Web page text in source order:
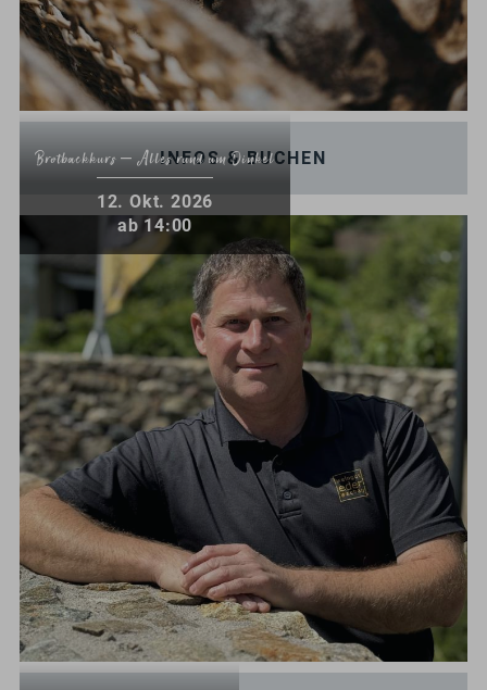
Brotbackkurs – Alles rund um Dinkel
12. Okt. 2026
ab 14:00
INFOS & BUCHEN